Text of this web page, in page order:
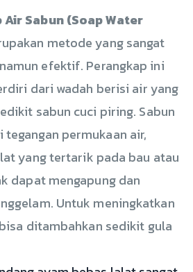
Air Sabun (Soap Water
metode yang sangat
efektif. Perangkap ini
dari wadah berisi air yang
sabun cuci piring. Sabun
tegangan permukaan air,
yang tertarik pada bau atau
dapat mengapung dan
Untuk meningkatkan
ditambahkan sedikit gula